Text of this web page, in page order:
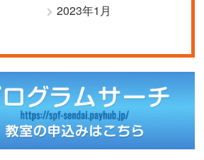
2023年1月